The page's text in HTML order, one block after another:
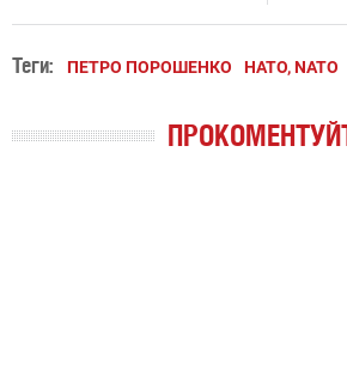
Теги: ПЕТРО ПОРОШЕНКО НАТО, NATO